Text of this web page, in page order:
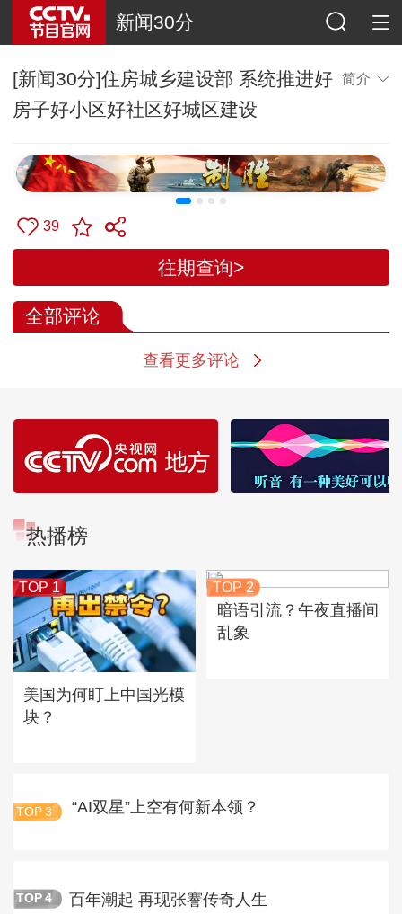
新闻30分
[新闻30分]住房城乡建设部 系统推进好
房子好小区好社区好城区建设
简介
39
往期查询>
全部评论
查看更多评论
热播榜
TOP 1
美国为何盯上中国光模
块？
TOP 2
暗语引流？午夜直播间
乱象
TOP 3 “AI双星”上空有何新本领？
TOP 4 百年潮起 再现张謇传奇人生